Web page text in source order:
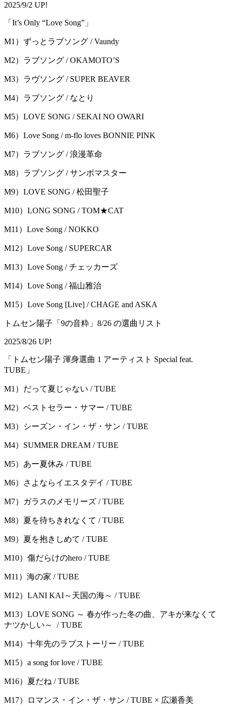
2025/9/2 UP!
「It’s Only “Love Song”」
M1）ずっとラブソング / Vaundy
M2）ラブソング / OKAMOTO’S
M3）ラヴソング / SUPER BEAVER
M4）ラブソング / なとり
M5）LOVE SONG / SEKAI NO OWARI
M6）Love Song / m-flo loves BONNIE PINK
M7）ラブソング / 浪漫革命
M8）ラブソング / サンボマスター
M9）LOVE SONG / 松田聖子
M10）LONG SONG / TOM★CAT
M11）Love Song / NOKKO
M12）Love Song / SUPERCAR
M13）Love Song / チェッカーズ
M14）Love Song / 福山雅治
M15）Love Song [Live] / CHAGE and ASKA
トムセン陽子「9の音粋」8/26 の選曲リスト
2025/8/26 UP!
「トムセン陽⼦ 渾⾝選曲 1 アーティスト Special feat.
TUBE」
M1）だって夏じゃない / TUBE
M2）ベストセラー・サマー / TUBE
M3）シーズン・イン・ザ・サン / TUBE
M4）SUMMER DREAM / TUBE
M5）あー夏休み / TUBE
M6）さよならイエスタデイ / TUBE
M7）ガラスのメモリーズ / TUBE
M8）夏を待ちきれなくて / TUBE
M9）夏を抱きしめて / TUBE
M10）傷だらけのhero / TUBE
M11）海の家 / TUBE
M12）LANI KAI～天国の海～ / TUBE
M13）LOVE SONG ～ 春が作った冬の曲、アキが来なくて
ナツかしい～ / TUBE
M14）十年先のラブストーリー / TUBE
M15）a song for love / TUBE
M16）夏だね / TUBE
M17）ロマンス・イン・ザ・サン / TUBE × 広瀬香美